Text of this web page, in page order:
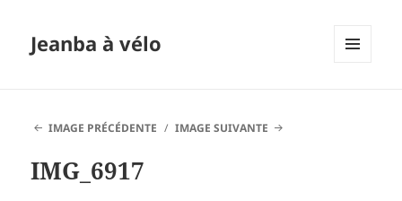
Jeanba à vélo
IMAGE PRÉCÉDENTE
IMAGE SUIVANTE
IMG_6917